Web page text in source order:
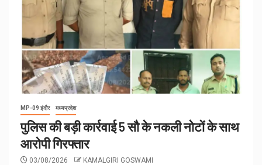
MP-09 इंदौर मध्यप्रदेश
पुलिस की बड़ी कार्रवाई 5 सौ के नकली नोटों के साथ
आरोपी गिरफ्तार
03/08/2026 KAMALGIRI GOSWAMI